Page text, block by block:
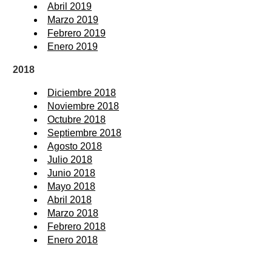
Abril 2019
Marzo 2019
Febrero 2019
Enero 2019
2018
Diciembre 2018
Noviembre 2018
Octubre 2018
Septiembre 2018
Agosto 2018
Julio 2018
Junio 2018
Mayo 2018
Abril 2018
Marzo 2018
Febrero 2018
Enero 2018